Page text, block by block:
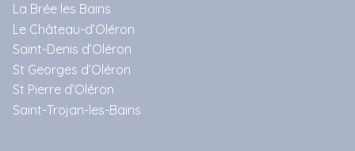
La Brée les Bains
Le Château-d’Oléron
Saint-Denis d’Oléron
St Georges d’Oléron
St Pierre d’Oléron
Saint-Trojan-les-Bains